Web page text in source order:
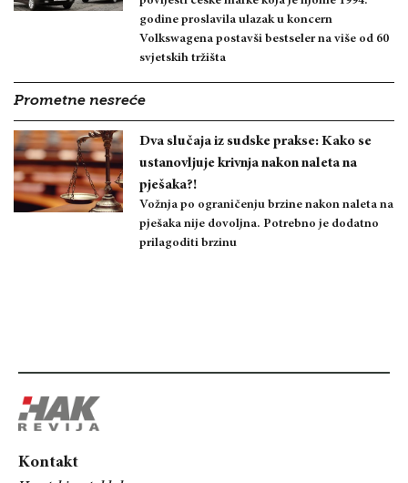
godine proslavila ulazak u koncern
Volkswagena postavši bestseler na više od 60
svjetskih tržišta
Prometne nesreće
Dva slučaja iz sudske prakse: Kako se
ustanovljuje krivnja nakon naleta na
pješaka?!
Vožnja po ograničenju brzine nakon naleta na
pješaka nije dovoljna. Potrebno je dodatno
prilagoditi brzinu
Kontakt